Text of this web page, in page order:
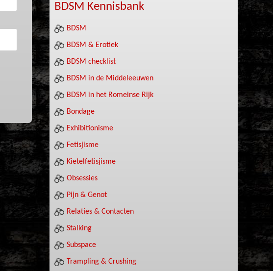
BDSM Kennisbank
BDSM
BDSM & Erotiek
BDSM checklist
BDSM in de Middeleeuwen
BDSM in het Romeinse Rijk
Bondage
Exhibitionisme
Fetisjisme
Kietelfetisjisme
Obsessies
Pijn & Genot
Relaties & Contacten
Stalking
Subspace
Trampling & Crushing